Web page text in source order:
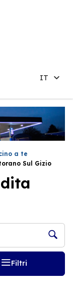
IT
a te
Sul Gizio
Filtri